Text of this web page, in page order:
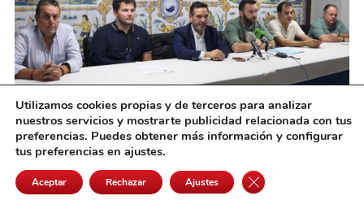
Diputación y FEPEMTA promueven la
transformación de su sede para convertirla en
agosto 5, 2026
Utilizamos cookies propias y de terceros para analizar
nuestros servicios y mostrarte publicidad relacionada con tus
preferencias. Puedes obtener más información y configurar
tus preferencias en ajustes.
Aceptar Rechazar Ajustes Cerrar el banner de